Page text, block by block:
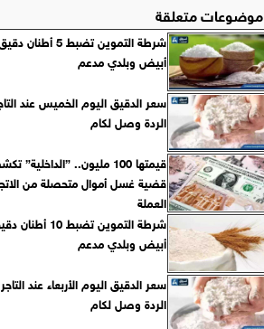
موضوعات متعلقة
شرطة التموين تضبط 5 أطنان
أبيض وبلدي مدعم
سعر الدقيق اليوم الخميس عند
الردة وصل لكام
قيمتها 100 مليون..
قضية غسل أموال متحصلة من
العملة
شرطة التموين تضبط 10
أبيض وبلدي مدعم
سعر الدقيق اليوم الأربعاء عند
الردة وصل لكام